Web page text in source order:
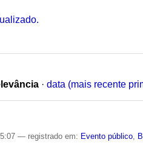
· data (mais recente
— registrado em: Evento público